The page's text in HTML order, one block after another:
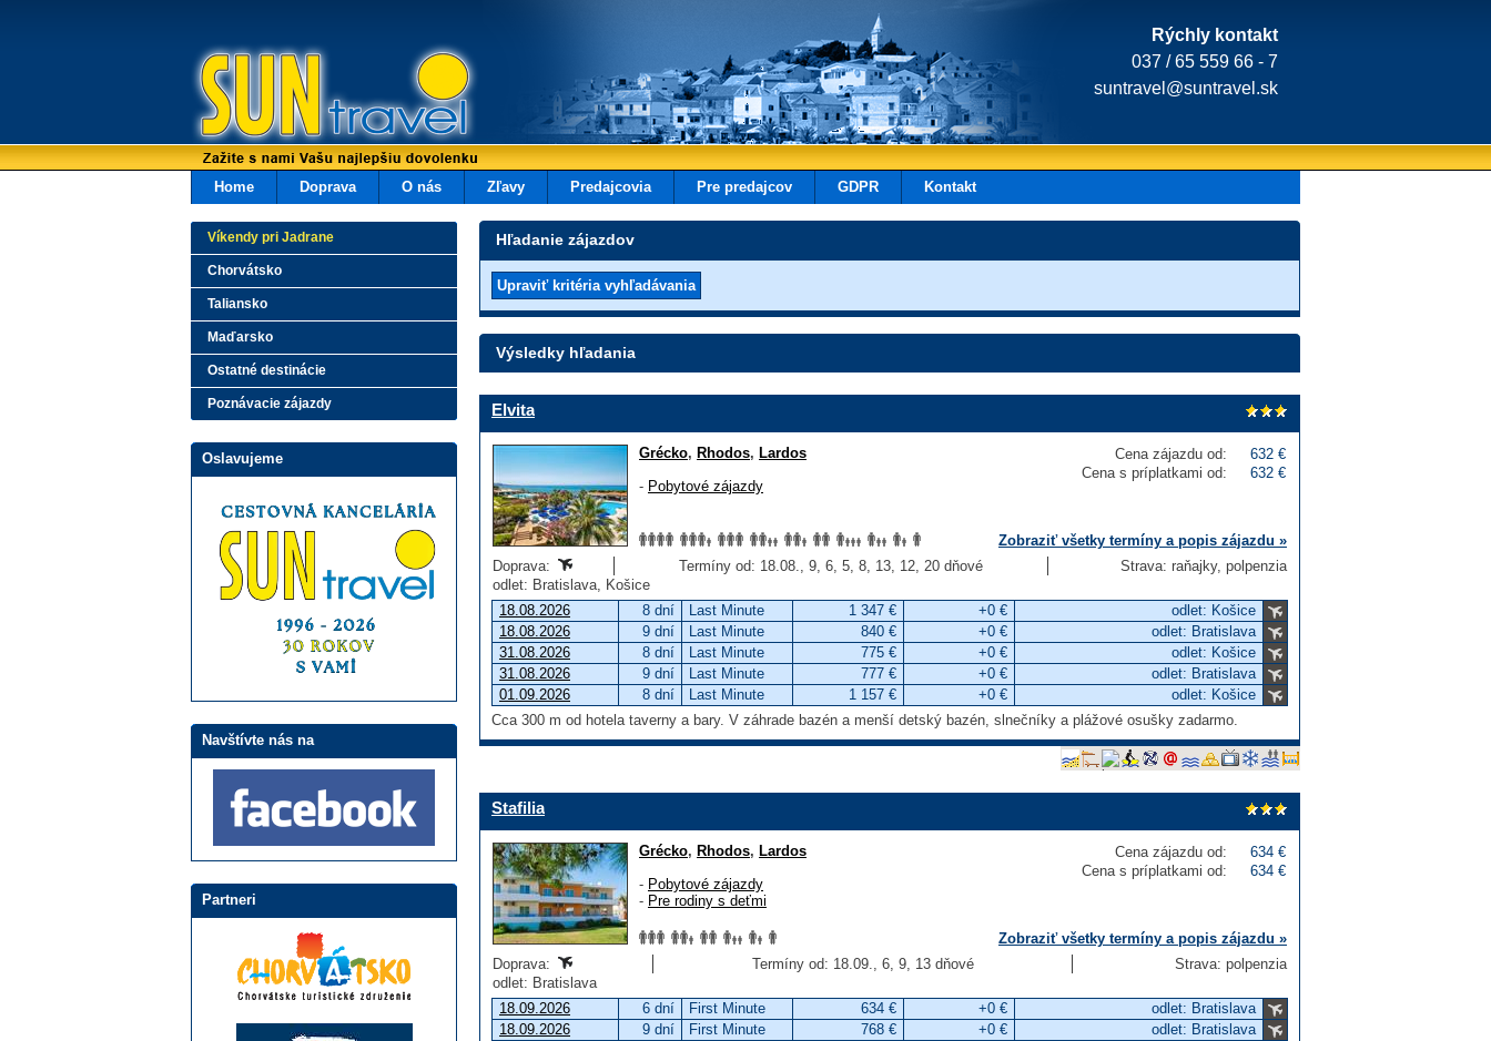
Rýchly kontakt
037 / 65 559 66 - 7
suntravel@suntravel.sk
Home Doprava O nás Zľavy Predajcovia Pre predajcov GDPR Kontakt
Hľadanie zájazdov
Výsledky hľadania
Elvita
Cena zájazdu od:
632 €
Cena s príplatkami od:
632 €
Grécko, Rhodos, Lardos
- Pobytové zájazdy
Zobraziť všetky termíny a popis zájazdu »
Doprava:
Termíny od: 18.08., 9, 6, 5, 8, 13, 12, 20 dňové
Strava: raňajky, polpenzia
odlet: Bratislava, Košice
18.08.2026
8 dní Last Minute 1 347 € +0 €
odlet: Košice
18.08.2026
9 dní Last Minute 840 € +0 €
odlet: Bratislava
31.08.2026
8 dní Last Minute 775 € +0 €
odlet: Košice
31.08.2026
9 dní Last Minute 777 € +0 €
odlet: Bratislava
01.09.2026
8 dní Last Minute 1 157 € +0 €
odlet: Košice
Cca 300 m od hotela taverny a bary. V záhrade bazén a menší detský bazén, slnečníky a plážové osušky zadarmo.
Stafilia
Cena zájazdu od:
634 €
Cena s príplatkami od:
634 €
Grécko, Rhodos, Lardos
- Pobytové zájazdy
- Pre rodiny s deťmi
Zobraziť všetky termíny a popis zájazdu »
Doprava:
Termíny od: 18.09., 6, 9, 13 dňové
Strava: polpenzia
odlet: Bratislava
18.09.2026
6 dní First Minute 634 € +0 €
odlet: Bratislava
18.09.2026
9 dní First Minute 768 € +0 €
odlet: Bratislava
Víkendy pri Jadrane
Chorvátsko
Taliansko
Maďarsko
Ostatné destinácie
Poznávacie zájazdy
Oslavujeme
Navštívte nás na
Partneri